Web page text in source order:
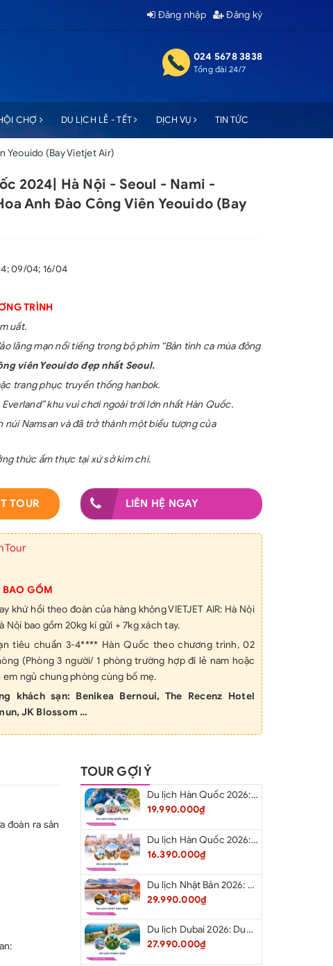
Đăng nhập Đăng ký
024 5678 3838
Tổng đài 24/7
CHỢ DU LỊCH LỄ - TẾT DỊCH VỤ TIN TỨC
Yeouido (Bay Vietjet Air)
2024| Hà Nội - Seoul - Nami -
Anh Đào Công Viên Yeouido (Bay
09/04; 16/04
TRÌNH
uất.
lãng mạn nổi tiếng trong bộ phim “Bản tình ca mùa đông
viên Yeouido đẹp nhất Seoul.
trang phục truyền thống hanbok.
khu vui chơi ngoài trời lớn nhất Hàn Quốc.
núi Namsan và đã trở thành một biểu tượng của
thức ẩm thực tại xứ sở kim chi.
TOUR LIÊN HỆ NGAY
Tour
BAO GỒM
khứ hồi theo đoàn của hàng không VIETJET AIR: Hà Nội
Nội bao gồm 20kg kí gửi + 7kg xách tay.
tiêu chuẩn 3-4**** Hàn Quốc theo chương trình, 02
(Phòng 3 người/ 1 phòng trường hợp đi lẻ nam hoặc
em ngủ chung phòng cùng bố mẹ.
khách sạn: Benikea Bernoui, The Recenz Hotel
JK Blossom …
theo chương trình,
tham quan các điểm theo chương trình.
tình, kinh nghiệm theo chương trình.
vào cửa theo chương trình (vào cửa 1 lần đầu),
lịch Quốc tế
theo hành trình, 01 chai nước/ khách/ ngày
HDV và lái xe 30$/khách/ hành trình
đơn (nếu có) 70$/phòng/đêm.
cảnh VN (đối với những trường hợp Việt Kiều/ người
đoàn ra sân
TOUR GỢI Ý
Du lịch Hàn Quốc 2026: Hà Nội – Busan – Seoul – Starfiled – Lotte Worf
19.990.000₫
Du lịch Hàn Quốc 2026: Hà Nội – Lotte Word – Đảo Nami – Làng Cổ Hanok Bukchon
16.390.000₫
Du lịch Nhật Bản 2026: Niigata – Aizu – Nikko - Tokyo – Niigata từ Hà Nội
29.990.000₫
Du lịch Dubai 2026: Dubai - Safari - Abu Dhabi
27.990.000₫